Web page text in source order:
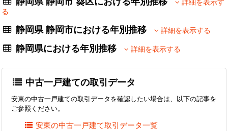
詳細を表示す
る
静岡県 静岡市における年別推移 詳細を表示する
静岡県における年別推移 詳細を表示する
中古一戸建ての取引データ
安東の中古一戸建ての取引データを確認したい場合は、以下の記事を
ご参照ください。
安東の中古一戸建て取引データ一覧